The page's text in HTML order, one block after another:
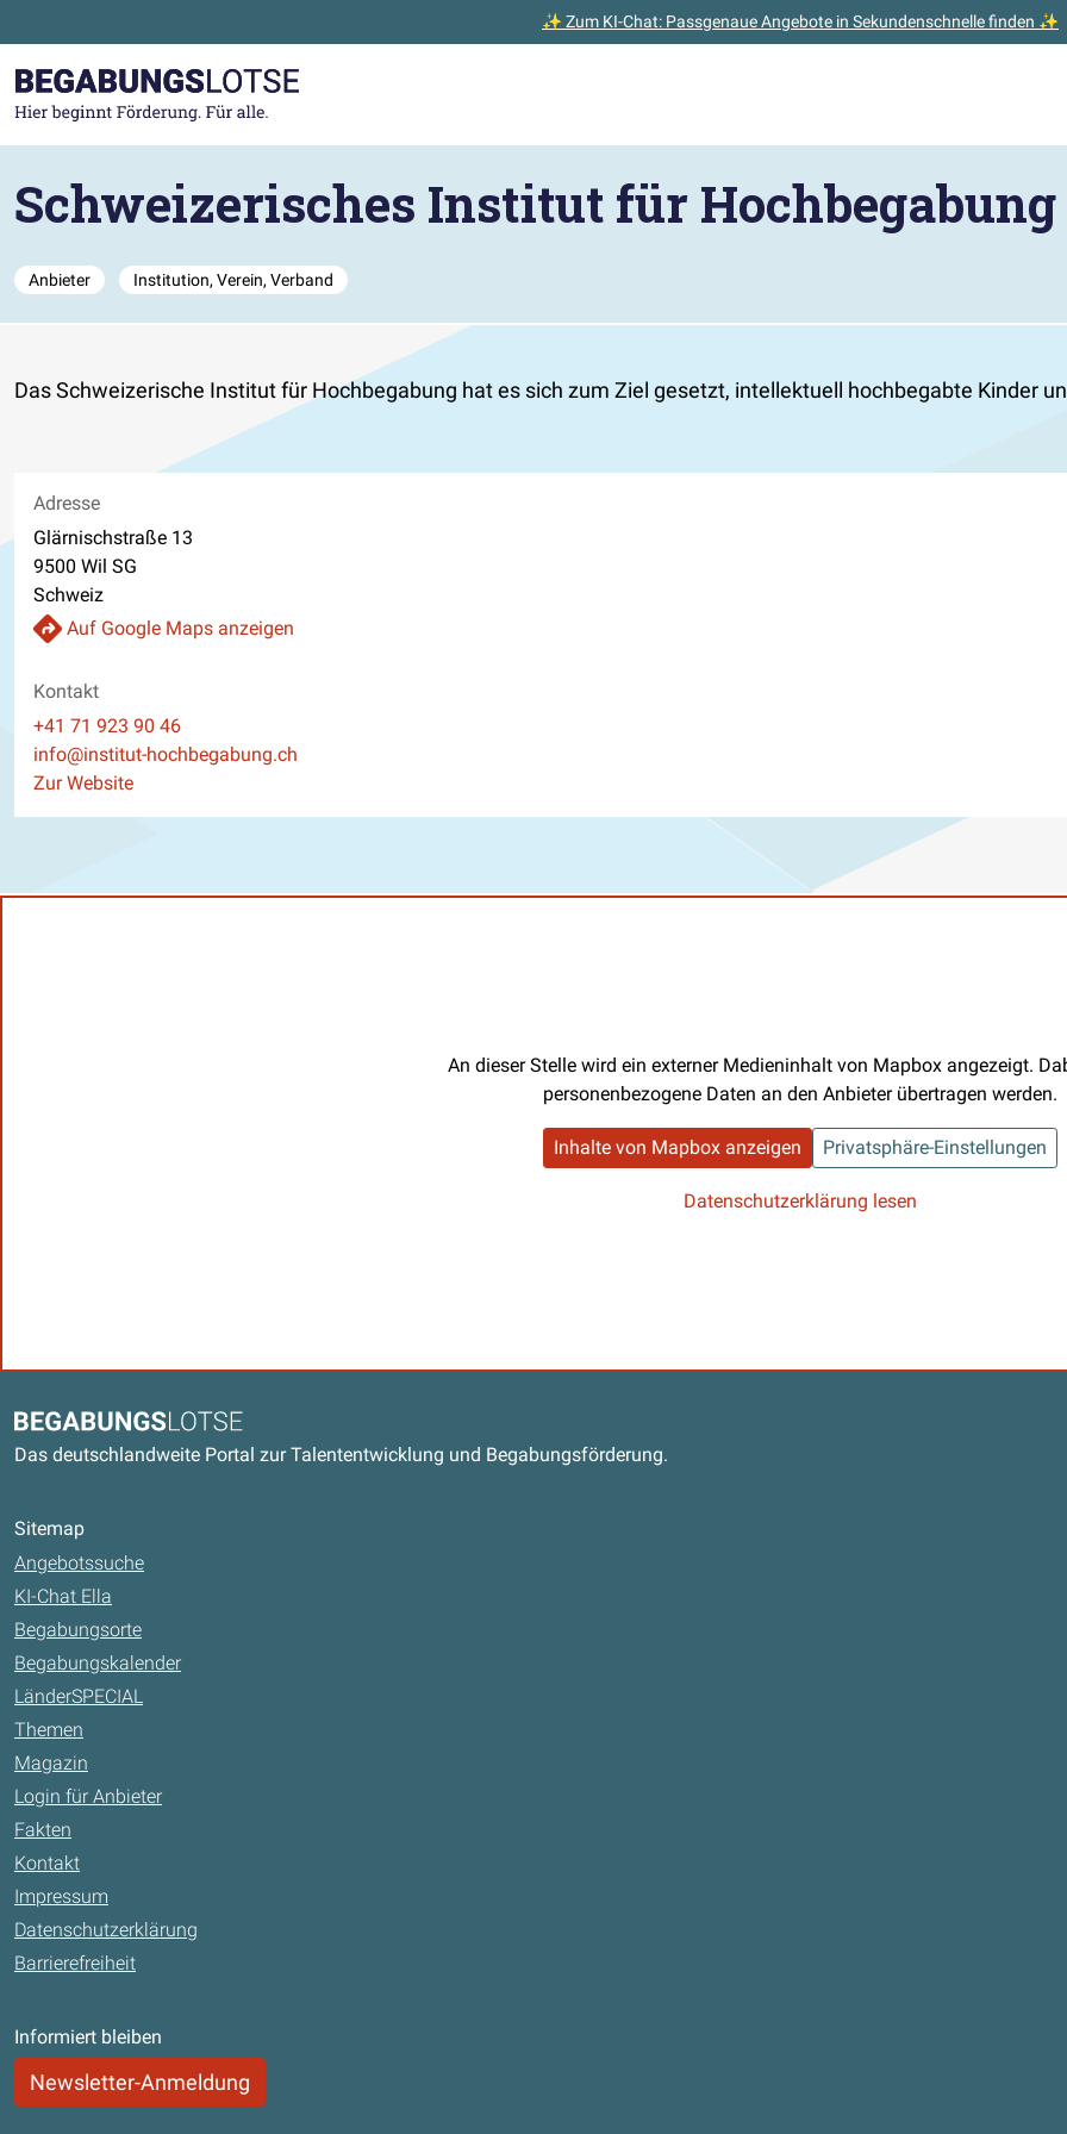
✨ Zum KI-Chat: Passgenaue Angebote in Sekundenschnelle finden ✨
Zur Startseite gehen
Schweizerisches Institut für Hochbegabung
Anbieter Institution, Verein, Verband
Das Schweizerische Institut für Hochbegabung hat es sich zum Ziel gesetzt, intellektuell hochbegabte Kinder
Adresse
Glärnischstraße 13
9500 Wil SG
Schweiz
Auf Google Maps anzeigen
Kontakt
Telefon
+41 71 923 90 46
E-Mail
info@institut-hochbegabung.ch
Website
Zur Website
An dieser Stelle wird ein externer Medieninhalt von Mapbox angezeigt.
personenbezogene Daten an den Anbieter übertragen werden.
Inhalte von Mapbox anzeigen Privatsphäre-Einstellungen
Datenschutzerklärung lesen
Kontaktdaten und weitere Links
Begabungslotse
Das deutschlandweite Portal zur Talententwicklung und Begabungsförderung.
Sitemap
Angebotssuche
KI-Chat Ella
Begabungsorte
Begabungskalender
LänderSPECIAL
Themen
Magazin
Login für Anbieter
Fakten
Kontakt
Impressum
Datenschutzerklärung
Barrierefreiheit
Informiert bleiben
Newsletter-Anmeldung